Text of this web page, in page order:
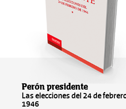
Perón presidente
Las elecciones del 24 de
1946